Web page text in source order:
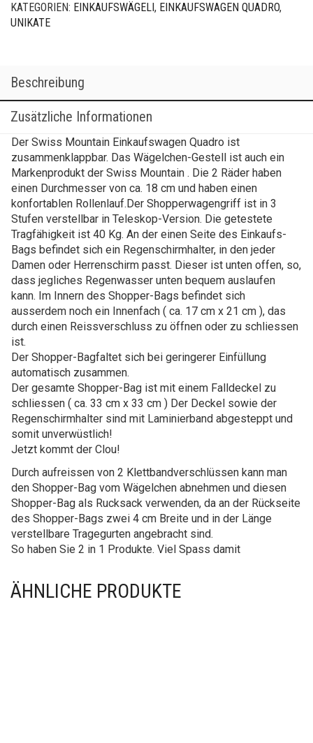
KATEGORIEN: EINKAUFSWÄGELI, EINKAUFSWAGEN QUADRO,
UNIKATE
Beschreibung
Zusätzliche Informationen
Der Swiss Mountain Einkaufswagen Quadro ist
zusammenklappbar. Das Wägelchen-Gestell ist auch ein
Markenprodukt der Swiss Mountain . Die 2 Räder haben
einen Durchmesser von ca. 18 cm und haben einen
konfortablen Rollenlauf.Der Shopperwagengriff ist in 3
Stufen verstellbar in Teleskop-Version. Die getestete
Tragfähigkeit ist 40 Kg. An der einen Seite des Einkaufs-
Bags befindet sich ein Regenschirmhalter, in den jeder
Damen oder Herrenschirm passt. Dieser ist unten offen, so,
dass jegliches Regenwasser unten bequem auslaufen
kann. Im Innern des Shopper-Bags befindet sich
ausserdem noch ein Innenfach ( ca. 17 cm x 21 cm ), das
durch einen Reissverschluss zu öffnen oder zu schliessen
ist.
Der Shopper-Bagfaltet sich bei geringerer Einfüllung
automatisch zusammen.
Der gesamte Shopper-Bag ist mit einem Falldeckel zu
schliessen ( ca. 33 cm x 33 cm ) Der Deckel sowie der
Regenschirmhalter sind mit Laminierband abgesteppt und
somit unverwüstlich!
Jetzt kommt der Clou!
Durch aufreissen von 2 Klettbandverschlüssen kann man
den Shopper-Bag vom Wägelchen abnehmen und diesen
Shopper-Bag als Rucksack verwenden, da an der Rückseite
des Shopper-Bags zwei 4 cm Breite und in der Länge
verstellbare Tragegurten angebracht sind.
So haben Sie 2 in 1 Produkte. Viel Spass damit
ÄHNLICHE PRODUKTE